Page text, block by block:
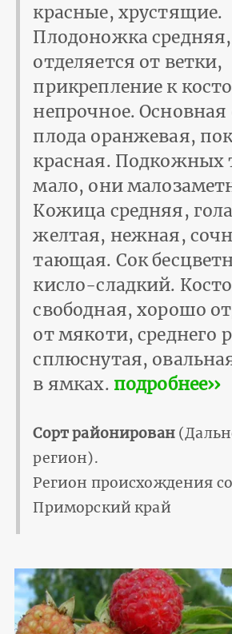
красные, хрустящие.
Плодоножка
отделяется от ветки,
прикрепление к
непрочное. Основная
плода оранжевая,
красная. Подкожных
мало, они
Кожица средняя,
желтая, нежная,
тающая. Сок
кисло-сладкий.
свободная, хорошо
от мякоти, среднего
сплюснутая,
в ямках. подробнее››
Сорт районирован
регион).
Регион происхождения
Приморский край